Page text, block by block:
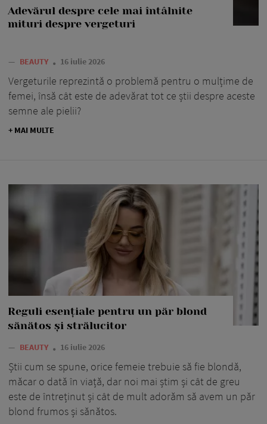
Adevărul despre cele mai întâlnite
mituri despre vergeturi
— BEAUTY 16 iulie 2026
Vergeturile reprezintă o problemă pentru o mulțime de
femei, însă cât este de adevărat tot ce știi despre aceste
semne ale pielii?
+ MAI MULTE
Reguli esențiale pentru un păr blond
sănătos și strălucitor
— BEAUTY 16 iulie 2026
Știi cum se spune, orice femeie trebuie să fie blondă,
măcar o dată în viață, dar noi mai știm și cât de greu
este de întreținut și cât de mult adorăm să avem un păr
blond frumos și sănătos.